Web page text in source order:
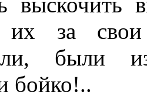
их за
были
бойко!..